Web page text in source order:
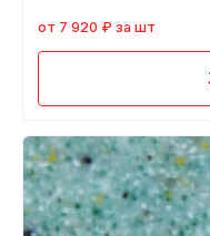
от 7 920 ₽ за шт